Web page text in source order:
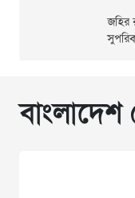
জহির
বাংলাদেশ